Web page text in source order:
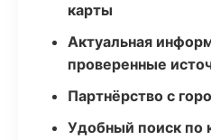
карты
Актуальная
проверенные
Партнёрство с
Удобный поиск по